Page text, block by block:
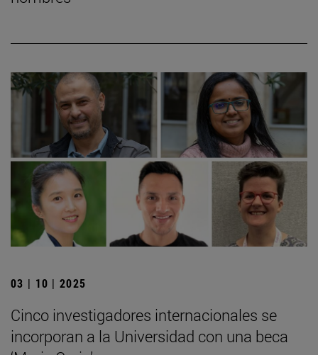
03 | 10 | 2025
Cinco investigadores internacionales se
incorporan a la Universidad con una beca